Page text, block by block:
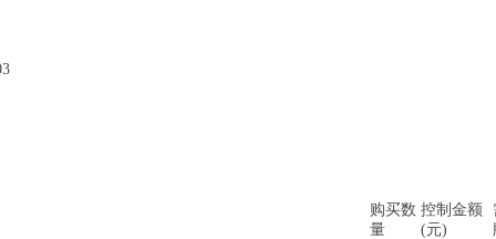
购买数
量
控制金额
(元)